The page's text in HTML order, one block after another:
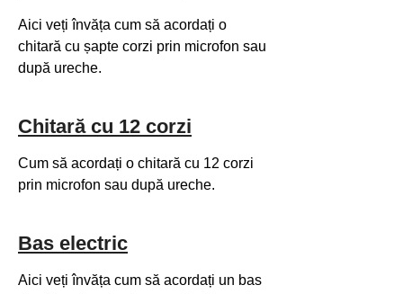
Aici veți învăța cum să acordați o
chitară cu șapte corzi prin microfon sau
după ureche.
Chitară cu 12 corzi
Cum să acordați o chitară cu 12 corzi
prin microfon sau după ureche.
Bas electric
Aici veți învăța cum să acordați un bas